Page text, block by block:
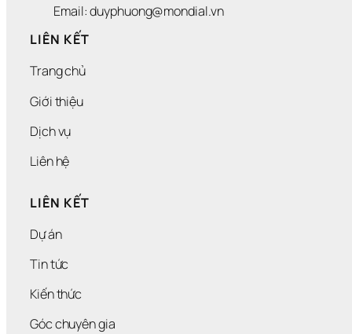
Email: duyphuong@mondial.vn
LIÊN KẾT
Trang chủ
Giới thiệu
Dịch vụ
Liên hệ
LIÊN KẾT
Dự án
Tin tức
Kiến thức
Góc chuyên gia